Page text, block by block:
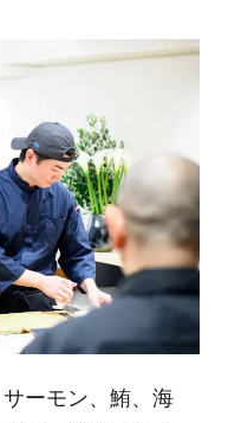
ーモン、鮪、海